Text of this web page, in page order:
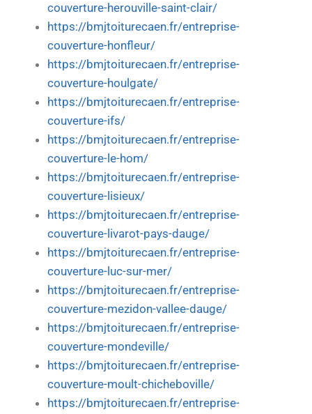
couverture-herouville-saint-clair/
https://bmjtoiturecaen.fr/entreprise-
couverture-honfleur/
https://bmjtoiturecaen.fr/entreprise-
couverture-houlgate/
https://bmjtoiturecaen.fr/entreprise-
couverture-ifs/
https://bmjtoiturecaen.fr/entreprise-
couverture-le-hom/
https://bmjtoiturecaen.fr/entreprise-
couverture-lisieux/
https://bmjtoiturecaen.fr/entreprise-
couverture-livarot-pays-dauge/
https://bmjtoiturecaen.fr/entreprise-
couverture-luc-sur-mer/
https://bmjtoiturecaen.fr/entreprise-
couverture-mezidon-vallee-dauge/
https://bmjtoiturecaen.fr/entreprise-
couverture-mondeville/
https://bmjtoiturecaen.fr/entreprise-
couverture-moult-chicheboville/
https://bmjtoiturecaen.fr/entreprise-